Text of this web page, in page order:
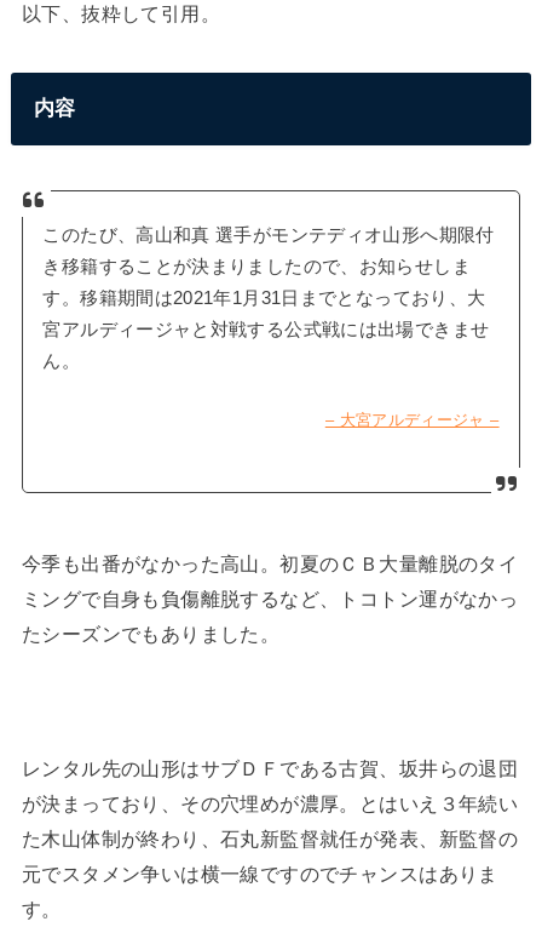
以下、抜粋して引用。
内容
このたび、高山和真 選手がモンテディオ山形へ期限付
き移籍することが決まりましたので、お知らせしま
す。移籍期間は2021年1月31日までとなっており、大
宮アルディージャと対戦する公式戦には出場できませ
ん。
– 大宮アルディージャ –
今季も出番がなかった高山。初夏のＣＢ大量離脱のタイ
ミングで自身も負傷離脱するなど、トコトン運がなかっ
たシーズンでもありました。
レンタル先の山形はサブＤＦである古賀、坂井らの退団
が決まっており、その穴埋めが濃厚。とはいえ３年続い
た木山体制が終わり、石丸新監督就任が発表、新監督の
元でスタメン争いは横一線ですのでチャンスはありま
す。